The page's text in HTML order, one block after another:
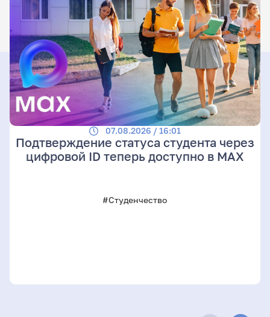
07.08.2026 / 16:01
Подтверждение статуса студента через
цифровой ID теперь доступно в МАХ
#Студенчество